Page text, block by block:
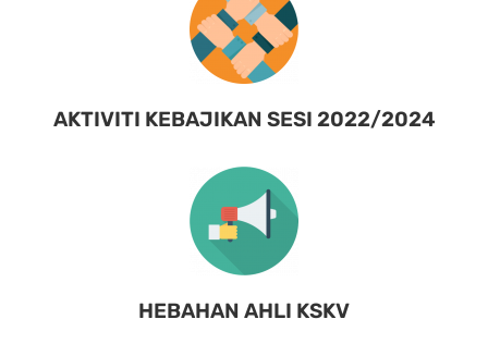
AKTIVITI KEBAJIKAN SESI 2022/2024
HEBAHAN AHLI KSKV